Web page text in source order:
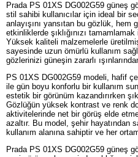
Prada PS 01XS DG002G59 güneş
stil sahibi kullanıcılar için ideal bir
anlayışını yansıtan bu gözlük, hem
etkinliklerde şıklığınızı
Yüksek kaliteli malzemelerle
sayesinde uzun ömürlü kullanım
gözlerinizi güneşin zararlı
PS 01XS DG002G59 modeli, hafif
ile gün boyu konforlu bir kullanım
estetik bir görünüm kazandırırken
Gözlüğün yüksek kontrast ve renk
aktivitelerinde net bir görüş elde
azaltır. Bu model, şehir hayatından
kullanım alanına sahiptir ve her
Prada PS 01XS DG002G59 güneş